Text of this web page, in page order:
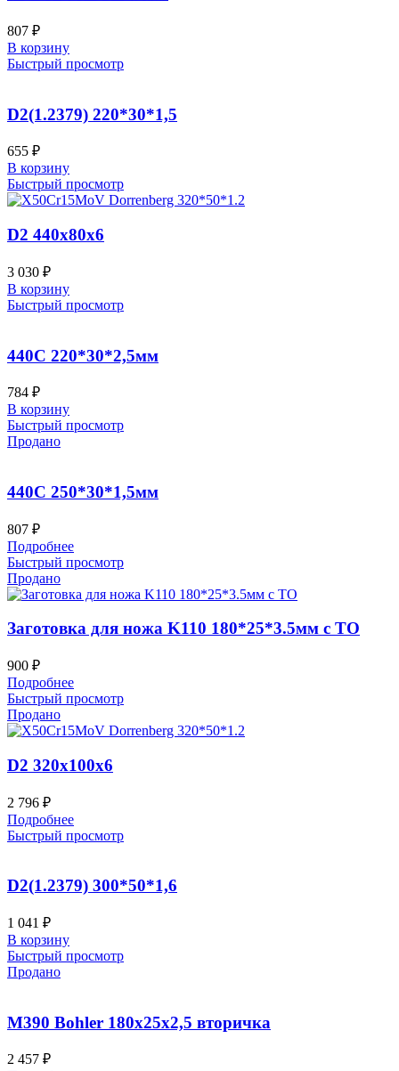
807 ₽
В корзину
Быстрый просмотр
D2(1.2379) 220*30*1,5
655 ₽
В корзину
Быстрый просмотр
D2 440x80x6
3 030 ₽
В корзину
Быстрый просмотр
440C 220*30*2,5мм
784 ₽
В корзину
Быстрый просмотр
Продано
440C 250*30*1,5мм
807 ₽
Подробнее
Быстрый просмотр
Продано
Заготовка для ножа K110 180*25*3.5мм с ТО
900 ₽
Подробнее
Быстрый просмотр
Продано
D2 320x100x6
2 796 ₽
Подробнее
Быстрый просмотр
D2(1.2379) 300*50*1,6
1 041 ₽
В корзину
Быстрый просмотр
Продано
M390 Bohler 180х25х2,5 вторичка
2 457 ₽